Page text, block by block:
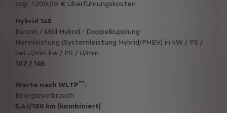
zzgl. 1.200,00 € Überführungskosten
Hybrid 145
Benzin / Mild-Hybrid - Doppelkupplung
Nennleistung (Systemleistung Hybrid/PHEV) in kW / PS /
bei U/min kw / PS / U/min
107 / 145
Werte nach WLTP**:
Energieverbrauch
5,4 l/100 km (kombiniert)